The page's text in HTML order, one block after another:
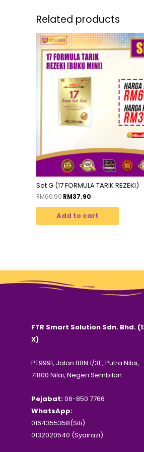
Related products
Set G (17 FORMULA TARIK REZEKI)
RM60.90RM37.90
Add to cart
FTR Smart Solution Sdn. Bhd.
X)
PT9991, Jalan BBN 1/3E, Putra Nilai,
71800 Nilai, Negeri Sembilan
Pejabat:06-850 7766
WhatsApp:
0164355358(Siti)
0132020540 (Syairazi)